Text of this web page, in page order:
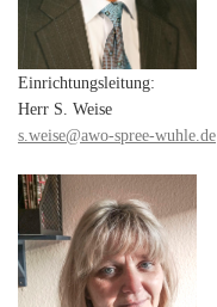
Einrichtungsleitung:
Herr S. Weise
s.weise@awo-spree-wuhle.de